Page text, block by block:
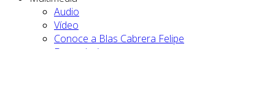
Audio
Vídeo
Conoce a Blas Cabrera Felipe
Fotogalería